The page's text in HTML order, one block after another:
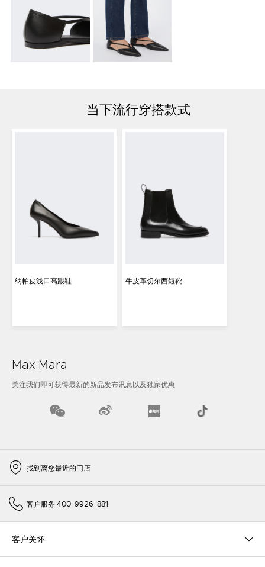
当下流行穿搭款式
纳帕皮浅口高跟鞋 牛皮革切尔西短靴
Max Mara
关注我们即可获得最新的新品发布讯息以及独家优惠
找到离您最近的门店
客户服务 400-9926-881
客户关怀